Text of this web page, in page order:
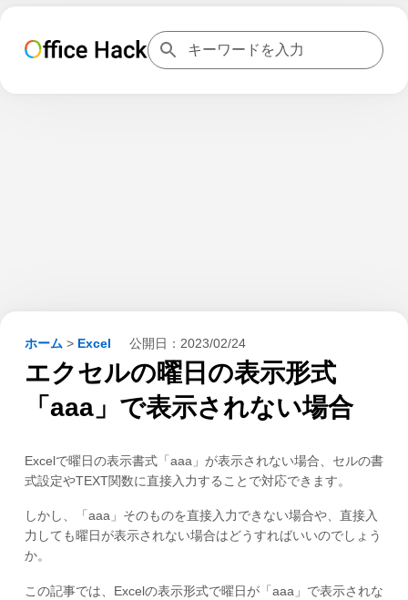
ホーム > Excel 公開日： 2023/02/24
エクセルの曜日の表示形式
「aaa」で表示されない場合
Excelで曜日の表示書式「aaa」が表示されない場合、セルの書
式設定やTEXT関数に直接入力することで対応できます。
しかし、「aaa」そのものを直接入力できない場合や、直接入
力しても曜日が表示されない場合はどうすればいいのでしょう
か。
この記事では、Excelの表示形式で曜日が「aaa」で表示されな